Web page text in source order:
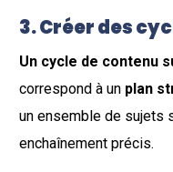
3. Créer des
Un cycle de contenu
correspond à un plan
un ensemble de sujets
enchaînement précis.